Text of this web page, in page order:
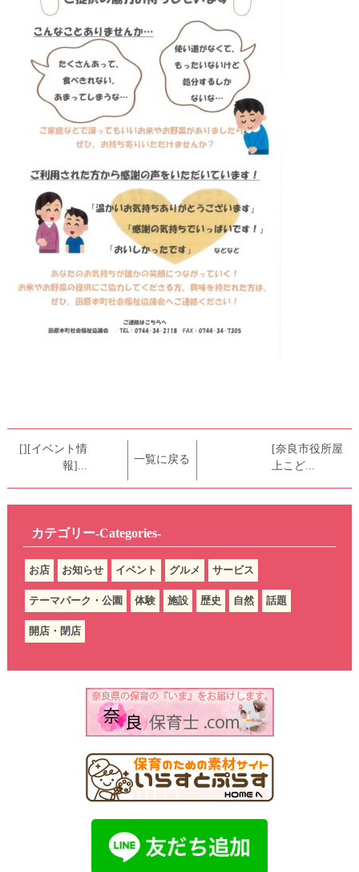
[][イベント情
報]...
一覧に戻る
[奈良市役所屋
上こど...
カテゴリー-Categories-
お店 お知らせ イベント グルメ サービス
テーマパーク・公園 体験 施設 歴史 自然 話題
開店・閉店